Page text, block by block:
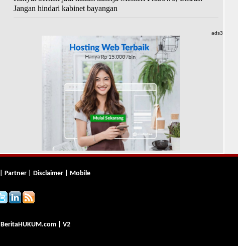
Jangan hindari kabinet bayangan
ads3
Partner| Disclaimer| Mobile
BeritaHUKUM.com| V2